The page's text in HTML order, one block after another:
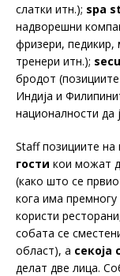
слатки итн.); spa
надворешни
фризери, педикир,
тренери итн.);
бродот
Индија и
националности да
Staff позициите
гости кои можат
(како што се
кога има
користи
собата се
област), а
делат две лица.